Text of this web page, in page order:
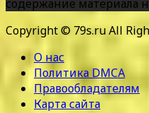
содержание материала
Copyright © 79s.ru All
О нас
Политика DMCA
Правообладателям
Карта сайта